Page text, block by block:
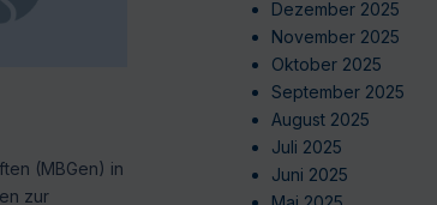
(MBGen) in
zur
Dezember 2025
November 2025
Oktober 2025
September 2025
August 2025
Juli 2025
Juni 2025